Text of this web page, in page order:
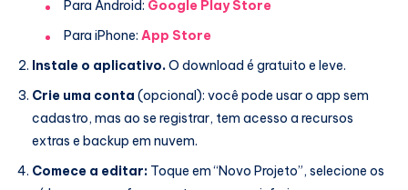
Para Android: Google Play Store
Para iPhone: App Store
Instale o aplicativo.O download é gratuito e leve.
Crie uma conta (opcional): você pode usar o app sem
cadastro, mas ao se registrar, tem acesso a recursos
extras e backup em nuvem.
Comece a editar: Toque em “Novo Projeto”, selecione os